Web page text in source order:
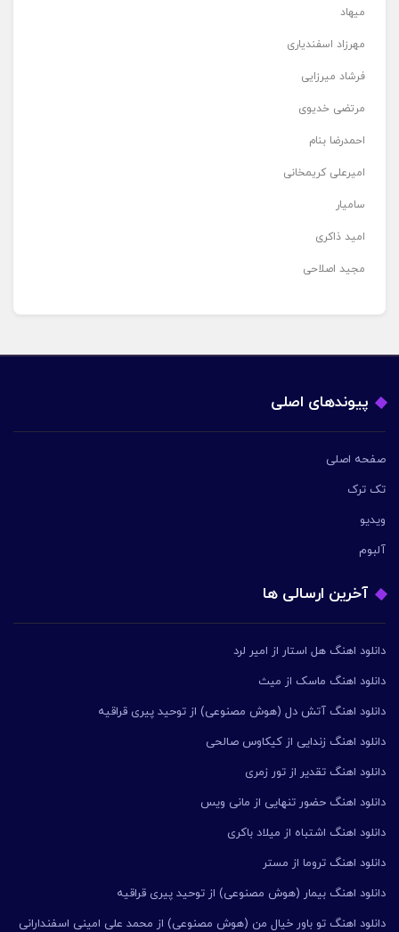
میهاد
مهرزاد اسفندیاری
فرشاد میرزایی
مرتضی خدیوی
احمدرضا بنام
امیرعلی کریمخانی
سامیار
امید ذاکری
مجید اصلاحی
پیوندهای اصلی
صفحه اصلی
تک ترک
ویدیو
آلبوم
آخرین ارسالی ها
دانلود اهنگ هل استار از امیر لرد
دانلود اهنگ ماسک از میث
دانلود اهنگ آتش دل (هوش مصنوعی) از توحید پیری قراقیه
دانلود اهنگ زندایی از کیکاوس صالحی
دانلود اهنگ تقدیر از تور زمری
دانلود اهنگ حضور تنهایی از مانی ویس
دانلود اهنگ اشتباه از میلاد باکری
دانلود اهنگ تروما از مستر
دانلود اهنگ بیمار (هوش مصنوعی) از توحید پیری قراقیه
دانلود اهنگ تو باور خیال من (هوش مصنوعی) از محمد علی امینی اسفندارانی